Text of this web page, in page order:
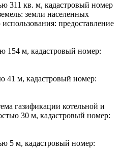
311 кв. м, кадастровый номер
земли населенных
предоставление
154 м, кадастровый номер:
41 м, кадастровый номер:
газификации котельной и
30 м, кадастровый номер:
5 м, кадастровый номер: